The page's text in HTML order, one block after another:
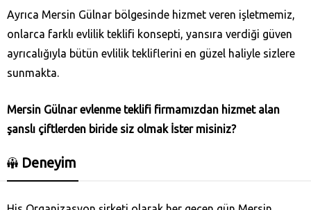
Ayrıca Mersin Gülnar bölgesinde hizmet veren işletmemiz,
onlarca farklı evlilik teklifi konsepti, yansıra verdiği güven
ayrıcalığıyla bütün evlilik tekliflerini en güzel haliyle sizlere
sunmakta.
Mersin Gülnarevlenme teklifi firmamızdan hizmet alan
şanslı çiftlerden biride siz olmak İster misiniz?
Deneyim